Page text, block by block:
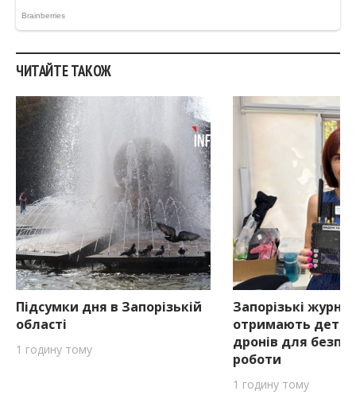
ЧИТАЙТЕ ТАКОЖ
Підсумки дня в Запорізькій
області
1 годину тому
Запорізькі
отримають
дронів для
роботи
1 годину тому